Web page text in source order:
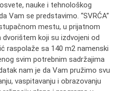
nauke i tehnološkog
Vam se predstavimo. “SVRĆA”
mestu, u prijatnom
koji su izdvojeni od
raspolaže sa 140 m2 namenski
svim potrebnim sadržajima
nam je da Vam pružimo svu
vaspitavanju i obrazovanju